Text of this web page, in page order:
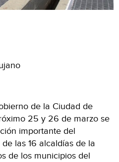
de la Ciudad de
25 y 26 de marzo se
importante del
las 16 alcaldías de la
de los municipios del